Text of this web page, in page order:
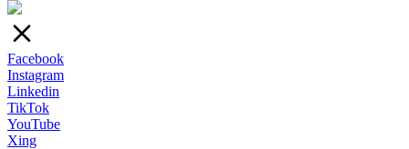
Facebook
Instagram
Linkedin
TikTok
YouTube
Xing